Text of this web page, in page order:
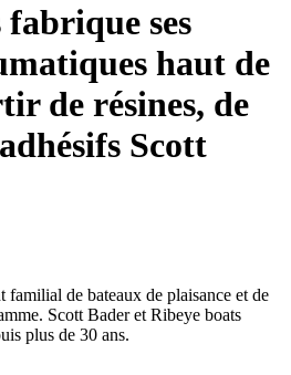
ses
haut de
de résines, de
Scott
familial de bateaux de plaisance et de
Scott Bader et Ribeye boats
plus de 30 ans.